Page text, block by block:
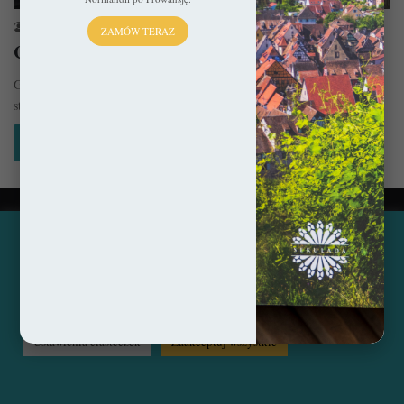
8 stycznia 2017
Co warto zobaczyć w Gironie?
Girona uwiodła mnie bez reszty. Podczas mojej pierwszej wizyty w
stolicy Katalonii potwierdziłem tylko to, co wiedziałem już od dawna:…
© Copyright 2014 - 2026, All Rights Reserved by sekulada.com
PinterestInstagram
Ta strona korzysta z ciasteczek, aby świadczyć usługi na
najwyższym poziomie. Klikając opcję "Zaakceptuj wszystkie"
zgadzasz się na użycie wszystkich ciasteczek. Możesz również
przejść do "Ustawień Ciasteczek", aby zgodzić się tylko na
Czytaj więcej...
Ustawienia ciasteczek Zaakceptuj wszystkie
ZAMÓW TERAZ